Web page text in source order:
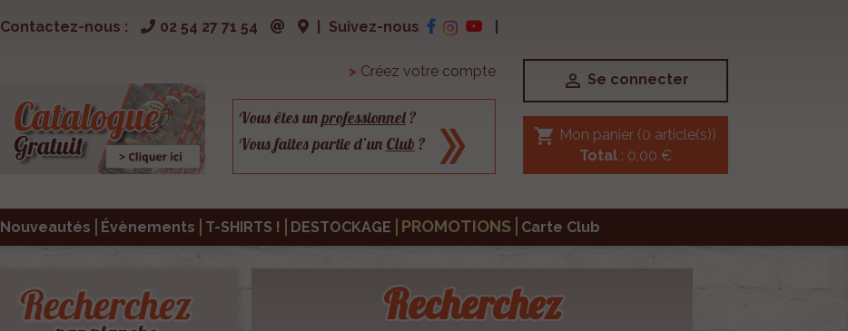
Contactez-nous : 02 54 27 71 54 Suivez-nous
> Créez votre compte
Vous êtes unprofessionnel?
Vous faites partie d’un Club ?
 Se connecter
shopping_cart Mon panier (0 article(s))
Total: 0,00 €
Nouveautés Évènements T-SHIRTS ! DESTOCKAGE PROMOTIONS Carte Club
Recherchez